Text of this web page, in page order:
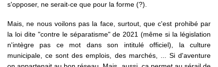
s'opposer, ne serait-ce que pour la forme (?).
Mais, ne nous voilons pas la face, surtout, que c'est prohibé par
la loi dite "contre le séparatisme" de 2021 (même si la législation
n'intègre pas ce mot dans son intitulé officiel), la culture
municipale, ce sont des emplois, des marchés, ... Si d'aventure